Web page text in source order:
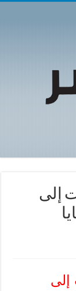
3 رحلات إلى
رحلات إلى